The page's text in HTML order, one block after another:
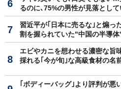
るのに､75%の男性が見落とし
習近平が｢日本に売るな｣と煽
割を握られていた"中国の半導
エビやカニを想わせる濃密な
採れる｢今が旬｣な高級食材の名
｢ボディーバッグ｣より評判が